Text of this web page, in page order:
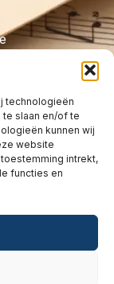
technologieën
slaan en/of te
kunnen wij
website
intrekt,
functies en